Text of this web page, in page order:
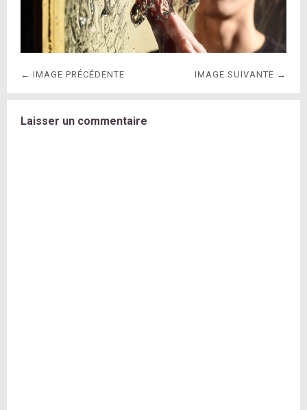
← IMAGE PRÉCÉDENTE IMAGE SUIVANTE →
Laisser un commentaire